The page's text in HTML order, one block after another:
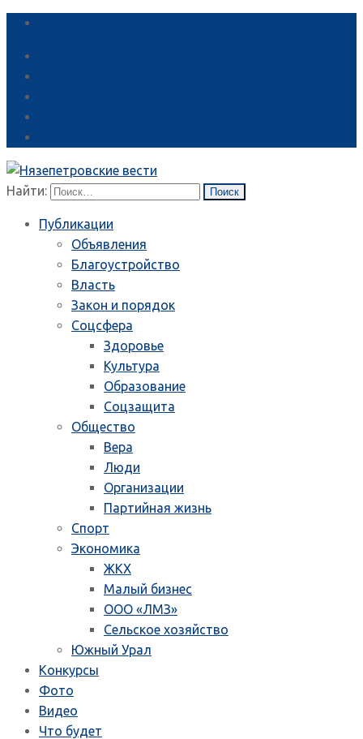
Найти:
Публикации
Объявления
Благоустройство
Власть
Закон и порядок
Соцсфера
Здоровье
Культура
Образование
Соцзащита
Общество
Вера
Люди
Организации
Партийная жизнь
Спорт
Экономика
ЖКХ
Малый бизнес
ООО «ЛМЗ»
Сельское хозяйство
Южный Урал
Конкурсы
Фото
Видео
Что будет